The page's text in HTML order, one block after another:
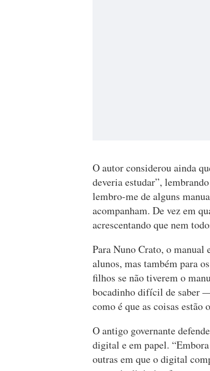
O autor considerou ainda
deveria estudar”,
lembro-me de alguns
acompanham. De vez em
acrescentando que nem
Para Nuno Crato, o manual
alunos, mas também para
filhos se não tiverem o
bocadinho difícil de saber
como é que as coisas estão
O antigo governante
digital e em papel.
outras em que o digital